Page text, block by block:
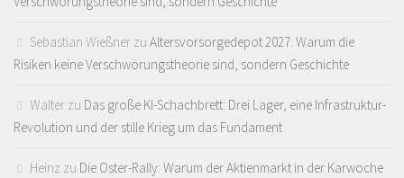
Sebastian Wießner zu Altersvorsorgedepot 2027: Warum die
Risiken keine Verschwörungstheorie sind, sondern Geschichte
Walter zu Das große KI-Schachbrett: Drei Lager, eine Infrastruktur-
Revolution und der stille Krieg um das Fundament
Heinz zu Die Oster-Rally: Warum der Aktienmarkt in der Karwoche